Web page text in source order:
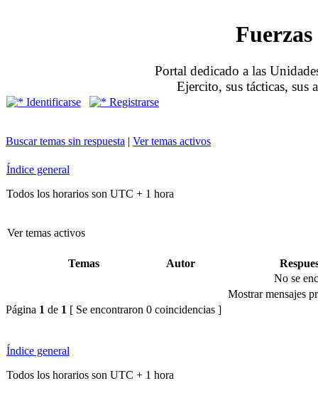
Portal dedicado a las
Ejercito, sus tácticas, sus
Identificarse Registrarse
Buscar temas sin respuesta | Ver temas activos
Índice general
Todos los horarios son UTC + 1 hora
Ver temas activos
Temas Autor
No se
Mostrar mensajes
Página 1 de 1 [ Se encontraron 0 coincidencias ]
Índice general
Todos los horarios son UTC + 1 hora